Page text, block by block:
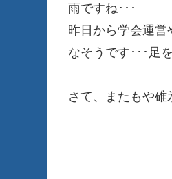
雨ですね･･･
昨日から学会運
なそうです･･･足
さて、またもや碓